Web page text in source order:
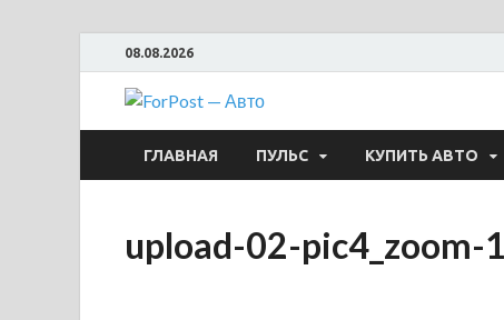
08.08.2026
ForPost —
ГЛАВНАЯ ПУЛЬС КУПИТЬ АВТО
upload-02-